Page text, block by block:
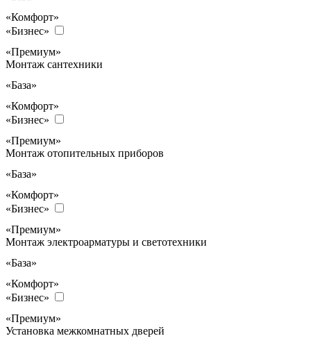
«Комфорт»
«Бизнес»
«Премиум»
Монтаж сантехники
«База»
«Комфорт»
«Бизнес»
«Премиум»
Монтаж отопительных приборов
«База»
«Комфорт»
«Бизнес»
«Премиум»
Монтаж электроарматуры и светотехники
«База»
«Комфорт»
«Бизнес»
«Премиум»
Установка межкомнатных дверей